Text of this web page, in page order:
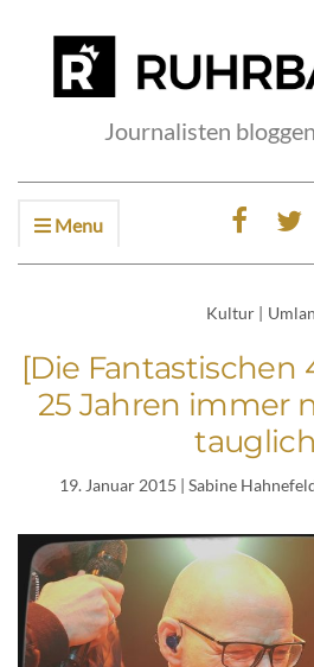
Journalisten
Menu
Kultur |
[Die Fantastischen
25 Jahren immer
19. Januar 2015 | Sabine